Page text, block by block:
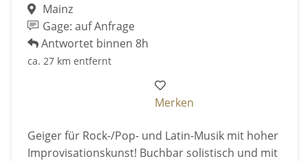
Mainz
Gage: auf Anfrage
Antwortet binnen 8h
ca. 27 km entfernt
Merken
Geiger für Rock-/Pop- und Latin-Musik mit hoher
Improvisationskunst! Buchbar solistisch und mit